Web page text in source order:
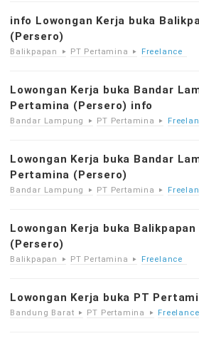
info Lowongan Kerja buka
(Persero)
Balikpapan PT Pertamina Freelance
Lowongan Kerja buka Bandar
Pertamina (Persero) info
Bandar Lampung PT Pertamina
Lowongan Kerja buka Bandar
Pertamina (Persero)
Bandar Lampung PT Pertamina
Lowongan Kerja buka
(Persero)
Balikpapan PT Pertamina Freelance
Lowongan Kerja buka PT
Bandung Barat PT Pertamina Freelance